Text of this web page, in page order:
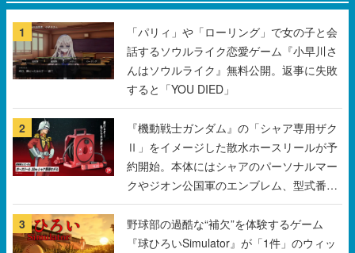
1
「パリィ」や「ローリング」で女の子と会
話するソウルライク恋愛ゲーム『小早川さ
んはソウルライク』無料公開。返事に失敗
すると「YOU DIED」
2
『機動戦士ガンダム』の「シャア専用ザク
Ⅱ」をイメージした散水ホースリールが予
約開始。本体にはシャアのパーソナルマー
クやジオン公国軍のエンブレム、型式番号
などを配置
3
野球部の過酷な“補欠”を体験するゲーム
『球ひろいSimulator』が「1件」のウィッ